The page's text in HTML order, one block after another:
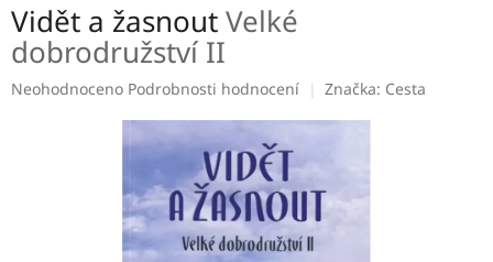
Vidět a žasnoutVelké
dobrodružství II
Průměrné
Neohodnoceno Podrobnosti hodnocení Značka: Cesta